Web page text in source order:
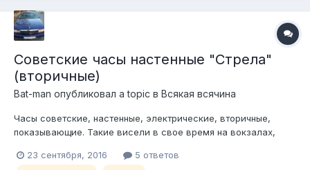
Советские часы настенные "Стрела"
(вторичные)
Bat-man опубликовал a topic в Всякая всячина
Часы советские, настенные, электрические, вторичные,
показывающие. Такие висели в свое время на вокзалах,
"первичные" читаем тут:
23 сентября, 2016 5 ответов